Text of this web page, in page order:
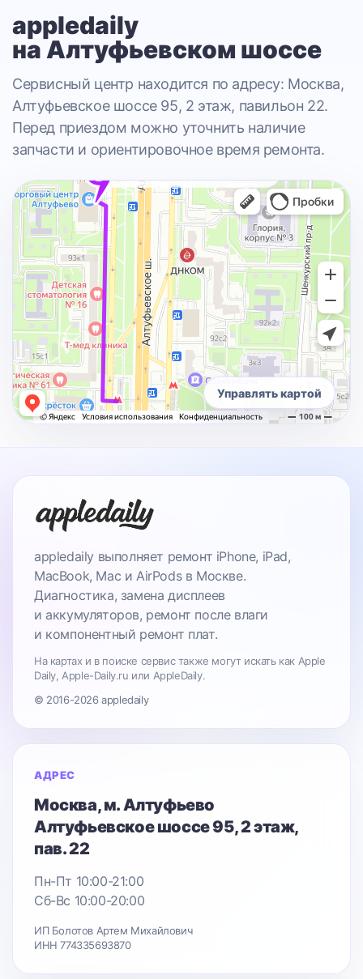
appledaily
на Алтуфьевском шоссе
Сервисный центр находится по адресу: Москва,
Алтуфьевское шоссе 95, 2 этаж, павильон 22.
Перед приездом можно уточнить наличие
запчасти и ориентировочное время ремонта.
Управлять картой
appledaily выполняет ремонт iPhone, iPad,
MacBook, Mac и AirPods в Москве.
Диагностика, замена дисплеев
и аккумуляторов, ремонт после влаги
и компонентный ремонт плат.
На картах и в поиске сервис также могут искать как Apple
Daily, Apple-Daily.ru или AppleDaily.
© 2016-2026 appledaily
АДРЕС
Москва, м. Алтуфьево
Алтуфьевское шоссе 95, 2 этаж,
пав. 22
Пн-Пт 10:00-21:00
Сб-Вс 10:00-20:00
ИП Болотов Артем Михайлович
ИНН 774335693870